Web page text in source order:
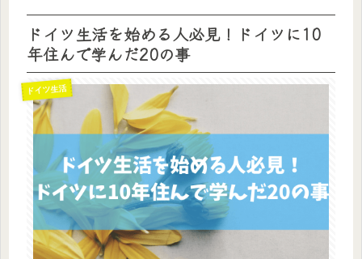
ドイツ生活を始める人必見！ドイツに10
年住んで学んだ20の事
ドイツ生活